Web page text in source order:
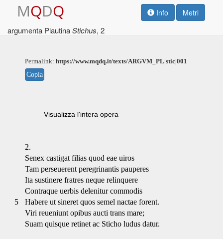
MQDQ Info Metri
argumenta PlautinaStichus, 2
Permalink: https://www.mqdq.it/texts/ARGVM_PL|stic|001
Copia
Visualizza l'intera opera
2.
Senex castigat filias quod eae uiros
Tam perseuerent peregrinantis pauperes
Ita sustinere fratres neque relinquere
Contraque uerbis delenitur commodis
5
Habere ut sineret quos semel nactae forent.
Viri reueniunt opibus aucti trans mare;
Suam quisque retinet ac Sticho ludus datur.